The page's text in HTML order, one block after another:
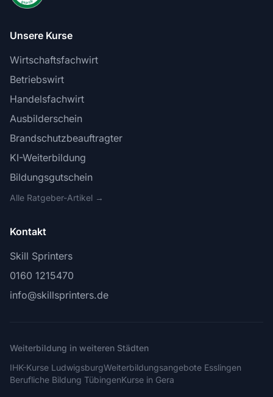
Unsere Kurse
Wirtschaftsfachwirt
Betriebswirt
Handelsfachwirt
Ausbilderschein
Brandschutzbeauftragter
KI-Weiterbildung
Bildungsgutschein
Alle Ratgeber-Artikel →
Kontakt
Skill Sprinters
0160 1215470
info@skillsprinters.de
Weiterbildung in weiteren Städten
IHK-Kurse LudwigsburgWeiterbildungsangebote Esslingen
Berufliche Bildung TübingenKurse in Gera